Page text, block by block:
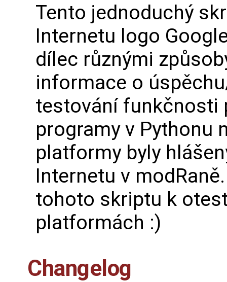
Tento jednoduchý
Internetu logo
dílec různými
informace o
testování funkčnosti
programy v Pythonu
platformy byly
Internetu v
tohoto skriptu k
platformách :)
Changelog